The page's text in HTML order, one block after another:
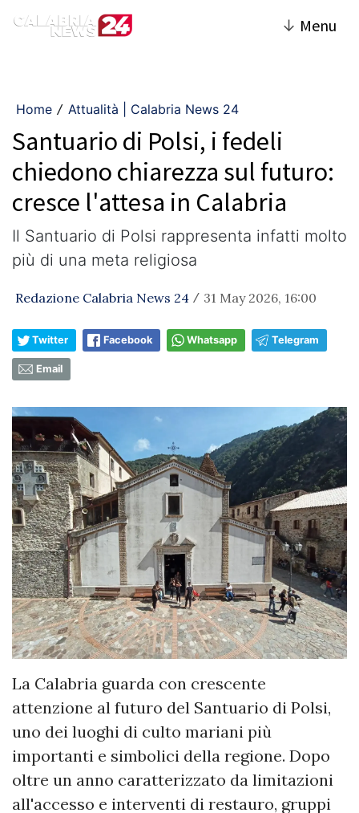
↓ Menu
Home / Attualità | Calabria News 24
Santuario di Polsi, i fedeli
chiedono chiarezza sul futuro:
cresce l'attesa in Calabria
Il Santuario di Polsi rappresenta infatti molto
più di una meta religiosa
Redazione Calabria News 24 / 31 May 2026, 16:00
Twitter Facebook Whatsapp Telegram
Email
La Calabria guarda con crescente
attenzione al futuro del Santuario di Polsi,
uno dei luoghi di culto mariani più
importanti e simbolici della regione. Dopo
oltre un anno caratterizzato da limitazioni
all'accesso e interventi di restauro, gruppi